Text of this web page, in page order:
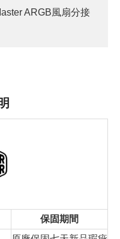
ARGB風扇分接
保固期間